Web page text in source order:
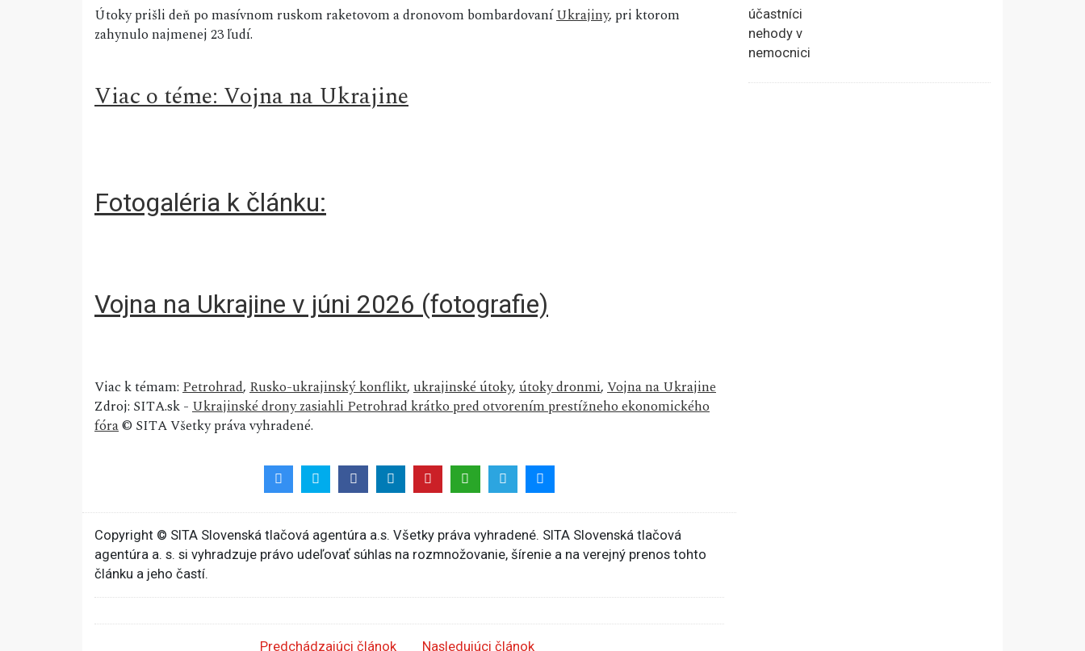
Útoky prišli deň po masívnom ruskom raketovom a dronovom bombardovaníUkrajiny, pri ktorom
zahynulo najmenej 23 ľudí.
Viac o téme: Vojna na Ukrajine
Fotogaléria k článku:
Vojna na Ukrajine v júni 2026 (fotografie)
Viac k témam:Petrohrad,Rusko-ukrajinský konflikt,ukrajinské útoky,útoky dronmi,Vojna na Ukrajine
Zdroj: SITA.sk -Ukrajinské drony zasiahli Petrohrad krátko pred otvorením prestížneho ekonomického
fóra© SITA Všetky práva vyhradené.
Copyright © SITA Slovenská tlačová agentúra a.s. Všetky práva vyhradené. SITA Slovenská tlačová
agentúra a. s. si vyhradzuje právo udeľovať súhlas na rozmnožovanie, šírenie a na verejný prenos tohto
článku a jeho častí.
Predchádzajúci článok Nasledujúci článok